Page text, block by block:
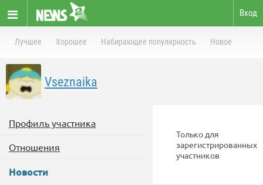
Вход
Лучшее Хорошее Набирающее популярность Новое
Vseznaika
Профиль участника
Отношения
Новости
Только для
зарегистрированных
участников